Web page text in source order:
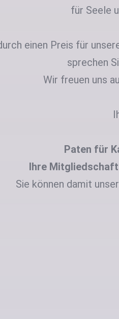
für Seele
einen Preis für
sprechen
Wir freuen uns
Paten für
Ihre Mitgliedschaft
Sie können damit